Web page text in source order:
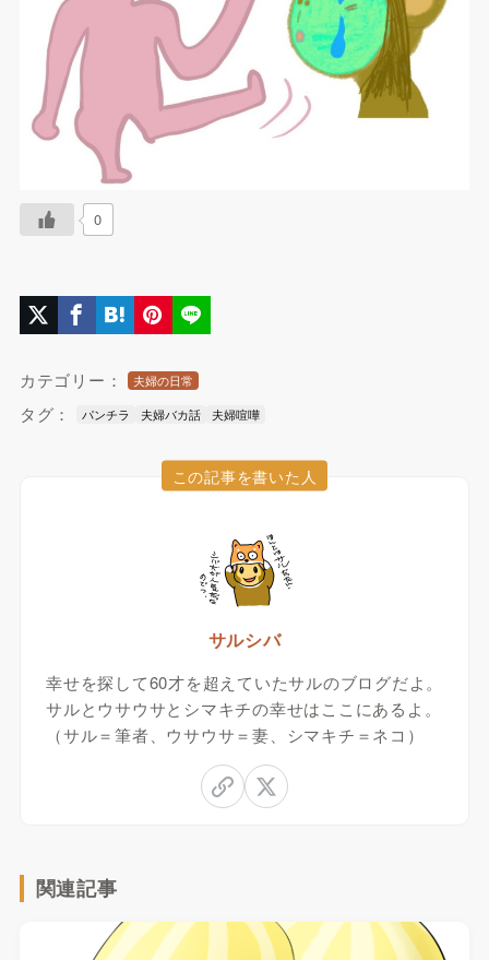
0
カテゴリー： 夫婦の日常
タグ： パンチラ 夫婦バカ話 夫婦喧嘩
この記事を書いた人
サルシバ
幸せを探して60才を超えていたサルのブログだよ。
サルとウサウサとシマキチの幸せはここにあるよ。
（サル＝筆者、ウサウサ＝妻、シマキチ＝ネコ）
関連記事